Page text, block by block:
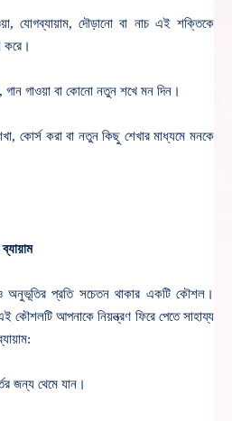
যোগব্যায়াম, দৌড়ানো বা নাচ এই শক্তিকে
করে।
গান গাওয়া বা কোনো নতুন শখে মন দিন।
কোর্স করা বা নতুন কিছু শেখার মাধ্যমে মনকে
অনুভূতির প্রতি সচেতন থাকার একটি কৌশল।
আপনাকে নিয়ন্ত্রণ ফিরে পেতে সাহায্য
জন্য থেমে যান।